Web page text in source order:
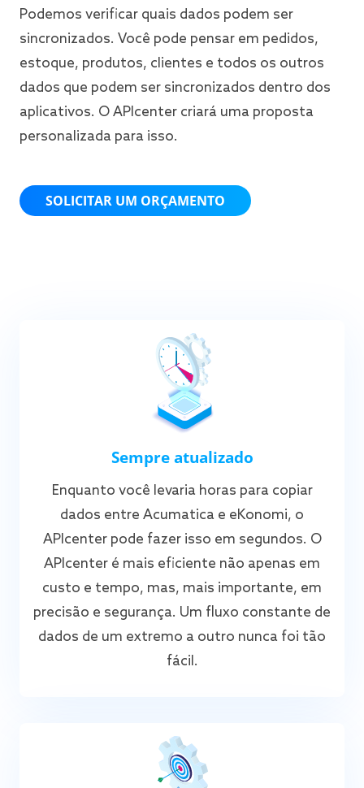
Podemos verificar quais dados podem ser
sincronizados. Você pode pensar em pedidos,
estoque, produtos, clientes e todos os outros
dados que podem ser sincronizados dentro dos
aplicativos. O APIcenter criará uma proposta
personalizada para isso.
SOLICITAR UM ORÇAMENTO
Sempre atualizado
Enquanto você levaria horas para copiar
dados entre Acumatica e eKonomi, o
APIcenter pode fazer isso em segundos. O
APIcenter é mais eficiente não apenas em
custo e tempo, mas, mais importante, em
precisão e segurança. Um fluxo constante de
dados de um extremo a outro nunca foi tão
fácil.